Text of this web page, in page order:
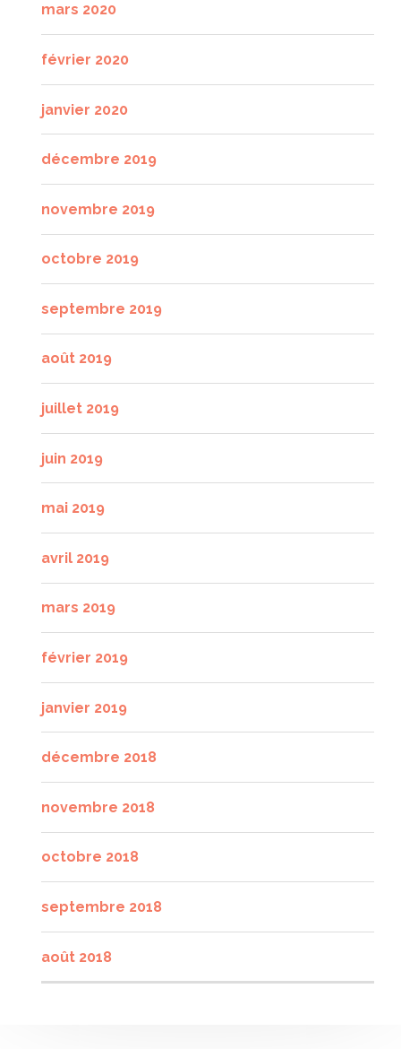
mars 2020
février 2020
janvier 2020
décembre 2019
novembre 2019
octobre 2019
septembre 2019
août 2019
juillet 2019
juin 2019
mai 2019
avril 2019
mars 2019
février 2019
janvier 2019
décembre 2018
novembre 2018
octobre 2018
septembre 2018
août 2018